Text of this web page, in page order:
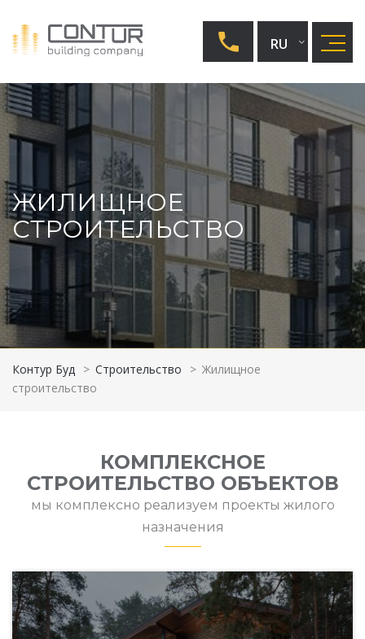
UA
EN
RU
ЖИЛИЩНОЕ
СТРОИТЕЛЬСТВО
Контур Буд > Строительство > Жилищное
строительство
КОМПЛЕКСНОЕ
СТРОИТЕЛЬСТВО ОБЪЕКТОВ
мы комплексно реализуем проекты жилого
назначения